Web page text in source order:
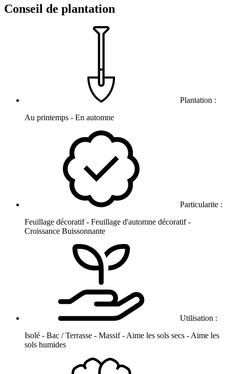
Conseil de plantation
Plantation :
Au printemps - En automne
Particularite :
Feuillage décoratif - Feuillage d'automne décoratif -
Croissance Buissonnante
Utilisation :
Isolé - Bac / Terrasse - Massif - Aime les sols secs - Aime les
sols humides